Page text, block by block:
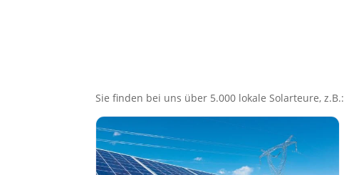
Sie finden bei uns über 5.000 lokale Solarteure, z.B.: